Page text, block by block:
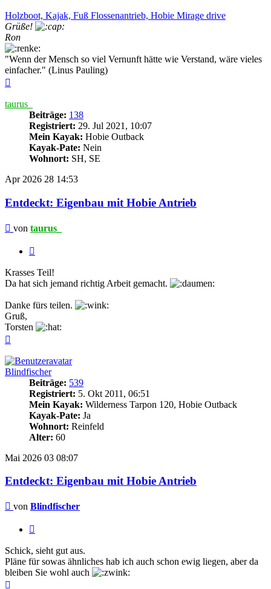
Holzboot, Kajak, Fuß Flossenantrieb, Hobie Mirage drive
Grüße!
Ron
"Wenn der Mensch so viel Vernunft hätte wie Verstand, wäre vieles
einfacher." (Linus Pauling)
taurus_
Beiträge: 138
Registriert: 29. Jul 2021, 10:07
Mein Kayak: Hobie Outback
Kayak-Pate: Nein
Wohnort: SH, SE
Apr 2026 28 14:53
Entdeckt: Eigenbau mit Hobie Antrieb
Beitrag
von taurus_
Krasses Teil!
Da hat sich jemand richtig Arbeit gemacht.
Danke fürs teilen.
Gruß,
Torsten
Blindfischer
Beiträge: 539
Registriert: 5. Okt 2011, 06:51
Mein Kayak: Wilderness Tarpon 120, Hobie Outback
Kayak-Pate: Ja
Wohnort: Reinfeld
Alter: 60
Mai 2026 03 08:07
Entdeckt: Eigenbau mit Hobie Antrieb
Beitrag
von Blindfischer
Schick, sieht gut aus.
Pläne für sowas ähnliches hab ich auch schon ewig liegen, aber da
bleiben Sie wohl auch